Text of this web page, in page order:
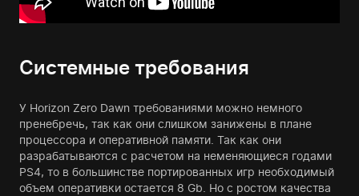
Системные требования
У Horizon Zero Dawn требованиями можно немного
пренебречь, так как они слишком занижены в плане
процессора и оперативной памяти. Так как они
разрабатываются с расчетом на неменяющиеся годами
PS4, то в большинстве портированных игр необходимый
объем оперативки остается 8 Gb. Но с ростом качества